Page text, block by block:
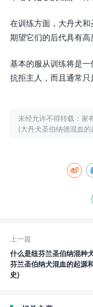
在训练方面，大丹犬
期望它们的后代具有高
基本的服从训练将是
抗拒主人，而且通常只
未经允许不得转载： 家
(大丹犬圣伯纳德混血
上一篇
什么是纽芬兰圣伯纳混种
芬兰圣伯纳犬混血的起源
史)